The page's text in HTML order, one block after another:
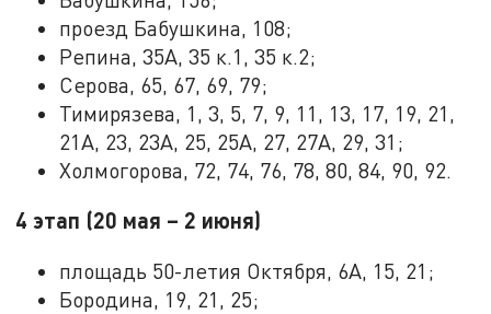
проезд Бабушкина, 108;
Репина, 35А, 35 к.1, 35 к.2;
Серова, 65, 67, 69, 79;
Тимирязева, 1, 3, 5, 7, 9, 11, 13, 17, 19, 21,
21А, 23, 23А, 25, 25А, 27, 27А, 29, 31;
Холмогорова, 72, 74, 76, 78, 80, 84, 90, 92.
4 этап (20 мая – 2 июня)
площадь 50-летия Октября, 6А, 15, 21;
Бородина, 19, 21, 25;